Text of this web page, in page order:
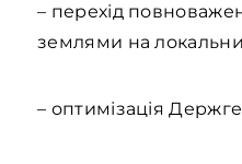
– перехід
землями на
– оптимізація